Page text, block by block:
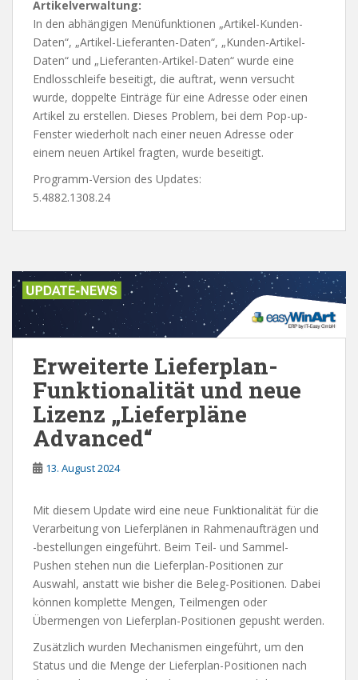
Artikelverwaltung:
In den abhängigen Menüfunktionen „Artikel-Kunden-
Daten“, „Artikel-Lieferanten-Daten“, „Kunden-Artikel-
Daten“ und „Lieferanten-Artikel-Daten“ wurde eine
Endlosschleife beseitigt, die auftrat, wenn versucht
wurde, doppelte Einträge für eine Adresse oder einen
Artikel zu erstellen. Dieses Problem, bei dem Pop-up-
Fenster wiederholt nach einer neuen Adresse oder
einem neuen Artikel fragten, wurde beseitigt.
Programm-Version des Updates:
5.4882.1308.24
Erweiterte Lieferplan-
Funktionalität und neue
Lizenz „Lieferpläne
Advanced“
13. August 2024
Mit diesem Update wird eine neue Funktionalität für die
Verarbeitung von Lieferplänen in Rahmenaufträgen und
-bestellungen eingeführt. Beim Teil- und Sammel-
Pushen stehen nun die Lieferplan-Positionen zur
Auswahl, anstatt wie bisher die Beleg-Positionen. Dabei
können komplette Mengen, Teilmengen oder
Übermengen von Lieferplan-Positionen gepusht werden.
Zusätzlich wurden Mechanismen eingeführt, um den
Status und die Menge der Lieferplan-Positionen nach